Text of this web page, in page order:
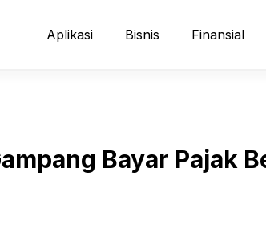
Aplikasi Bisnis Finansial
Bayar Pajak